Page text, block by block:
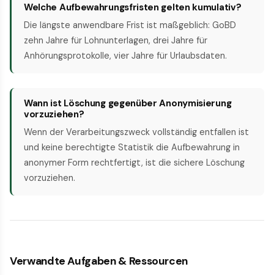
Welche Aufbewahrungsfristen gelten kumulativ?
Die längste anwendbare Frist ist maßgeblich: GoBD
zehn Jahre für Lohnunterlagen, drei Jahre für
Anhörungsprotokolle, vier Jahre für Urlaubsdaten.
Wann ist Löschung gegenüber Anonymisierung
vorzuziehen?
Wenn der Verarbeitungszweck vollständig entfallen ist
und keine berechtigte Statistik die Aufbewahrung in
anonymer Form rechtfertigt, ist die sichere Löschung
vorzuziehen.
Verwandte Aufgaben & Ressourcen